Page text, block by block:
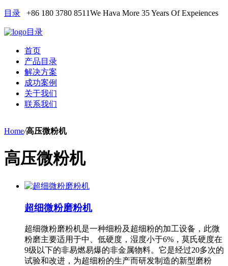
目录 +86 180 3780 8511We Hava More 35 Years Of Expeiences
目录
首页
产品目录
解决方案
成功案例
关于我们
联系我们
Home/高压微粉机
高压微粉机
超细微粉磨粉机
超细微粉磨粉机是一种细粉及超细粉的加工设备，此微
粉磨主要适用于中、低硬度，湿度小于6%，莫氏硬度在
9级以下的非易燃易爆的非金属物料。它是经过20多次的
试验和改进，为超细粉的生产而研发制造的新型磨粉